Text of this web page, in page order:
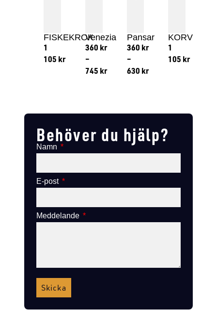
FISKEKROK
1
105 kr
Venezia
360 kr
–
745 kr
Pansar
360 kr
–
630 kr
KORV
1
105 kr
Behöver du hjälp?
Namn
E-post
Meddelande
Skicka